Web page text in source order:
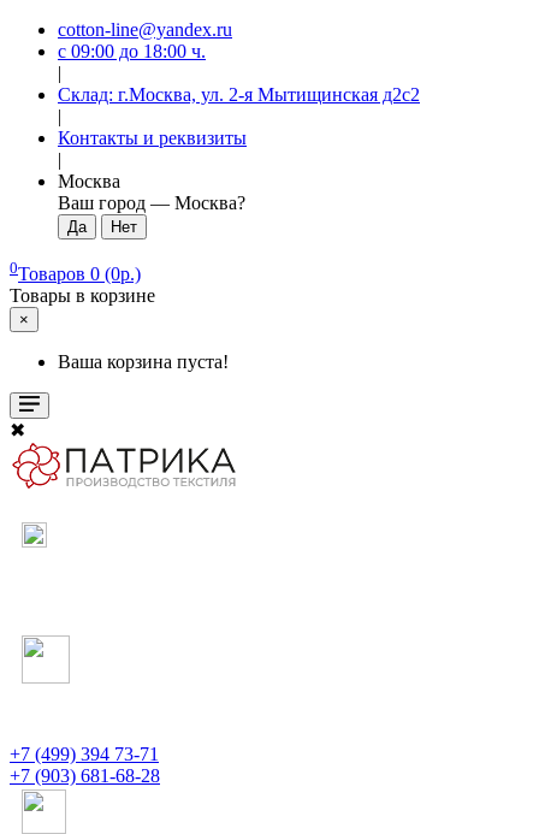
cotton-line@yandex.ru
с 09:00 до 18:00 ч.
|
Склад: г.Москва, ул. 2-я Мытищинская д2с2
|
Контакты и реквизиты
|
Москва
Ваш город — Москва?
0Товаров 0 (0р.)
Товары в корзине
×
Ваша корзина пуста!
✖
+7 (499) 394 73-71
+7 (903) 681-68-28